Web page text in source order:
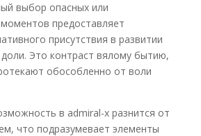
выбор опасных или
предоставляет
присутствия в развитии
Это контраст вялому бытию,
обособленно от воли
в admiral-x разнится от
что подразумевает элементы